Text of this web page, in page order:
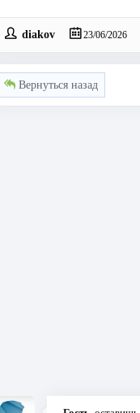
diakov 23/06/2026
Вернуться назад